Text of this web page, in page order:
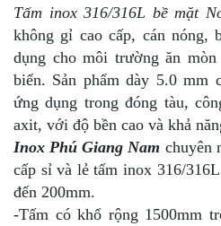
Tấm inox 316/316L bề mặt
không gỉ cao cấp, cán nóng,
dụng cho môi trường ăn
biển. Sản phẩm dày 5.0
ứng dụng trong đóng tàu,
axit, với độ bền cao và khả
Inox Phú Giang Nam chuyên
cấp sỉ và lẻ tấm inox 316/
đến 200mm.
-Tấm có khổ rộng 1500mm